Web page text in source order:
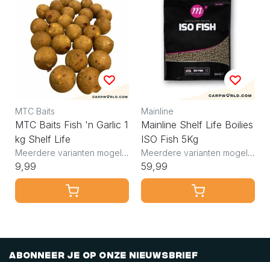
MTC Baits
MTC Baits Fish 'n Garlic 1
kg Shelf Life
Meerdere varianten mogelijk
9,99
Mainline
Mainline Shelf Life Boilies
ISO Fish 5Kg
Meerdere varianten mogelijk
59,99
Abonneer je op onze nieuwsbrief